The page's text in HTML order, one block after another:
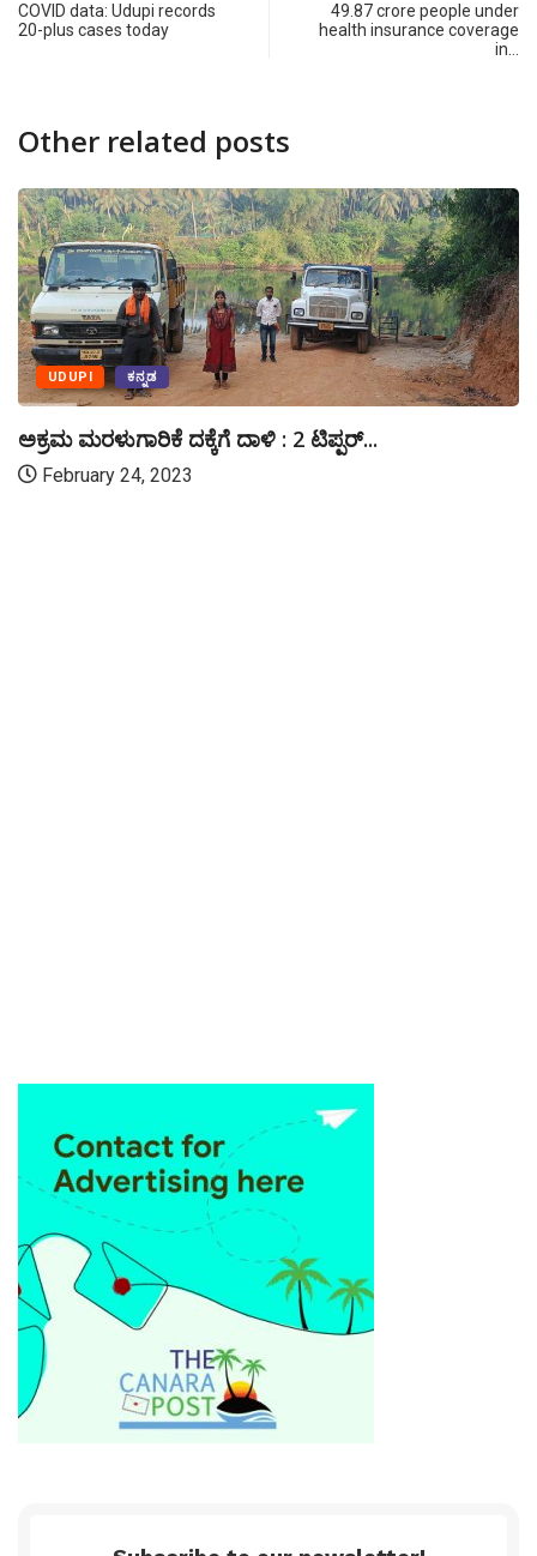
COVID data: Udupi records
20-plus cases today
49.87 crore people under
health insurance coverage
in…
Other related posts
UDUPI ಕನ್ನಡ
ಅಕ್ರಮ ಮರಳುಗಾರಿಕೆ ದಕ್ಕೆಗೆ ದಾಳಿ : 2 ಟಿಪ್ಪರ್...
February 24, 2023